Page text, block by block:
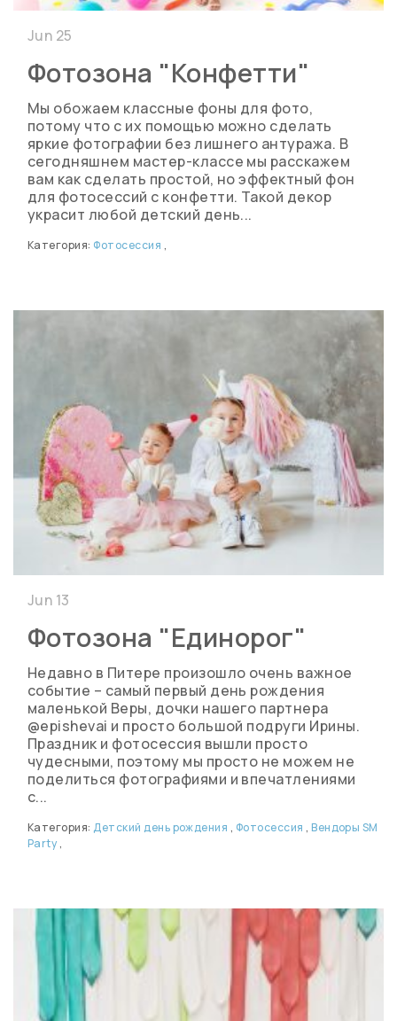
Фотозона "Конфетти"
Мы обожаем классные фоны для фото,
потому что с их помощью можно сделать
яркие фотографии без лишнего антуража. В
сегодняшнем мастер-классе мы расскажем
вам как сделать простой, но эффектный фон
для фотосессий с конфетти. Такой декор
украсит любой детский день...
Jun 25
Категория: Фотосессия ,
Фотозона "Единорог"
Недавно в Питере произошло очень важное
событие – самый первый день рождения
маленькой Веры, дочки нашего партнера
@epishevai и просто большой подруги Ирины.
Праздник и фотосессия вышли просто
чудесными, поэтому мы просто не можем не
поделиться фотографиями и впечатлениями
с...
Jun 13
Категория:Детский день рождения , Фотосессия,Вендоры SM
Party,